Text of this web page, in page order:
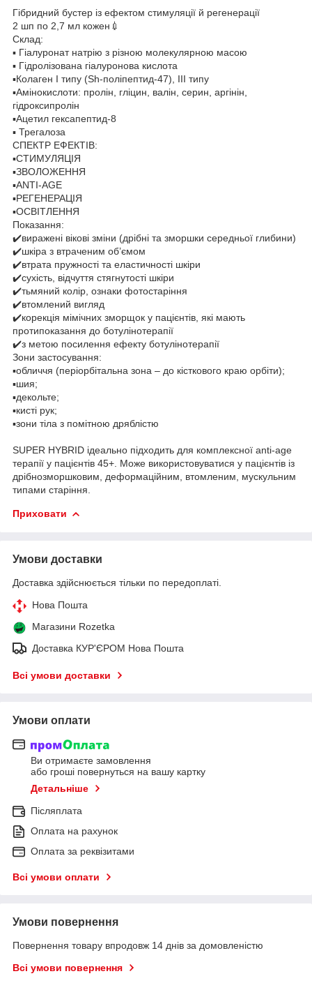
Гібридний бустер із ефектом стимуляції й регенерації
2 шп по 2,7 мл кожен💉
Склад:
▪️ Гіалуронат натрію з різною молекулярною масою
▪️ Гідролізована гіалуронова кислота
▪️Колаген I типу (Sh-поліпептид-47), III типу
▪️Амінокислоти: пролін, гліцин, валін, серин, аргінін,
гідроксипролін
▪️Ацетил гексапептид-8
▪️ Трегалоза
СПЕКТР ЕФЕКТІВ:
▪️СТИМУЛЯЦІЯ
▪️ЗВОЛОЖЕННЯ
▪️ANTI-AGE
▪️РЕГЕНЕРАЦІЯ
▪️ОСВІТЛЕННЯ
Показання:
✔️виражені вікові зміни (дрібні та зморшки середньої глибини)
✔️шкіра з втраченим об’ємом
✔️втрата пружності та еластичності шкіри
✔️сухість, відчуття стягнутості шкіри
✔️тьмяний колір, ознаки фотостаріння
✔️втомлений вигляд
✔️корекція мімічних зморщок у пацієнтів, які мають
протипоказання до ботулінотерапії
✔️з метою посилення ефекту ботулінотерапії
Зони застосування:
▪️обличчя (періорбітальна зона – до кісткового краю орбіти);
▪️шия;
▪️декольте;
▪️кисті рук;
▪️зони тіла з помітною дряблістю
SUPER HYBRID ідеально підходить для комплексної anti-age
терапії у пацієнтів 45+. Може використовуватися у пацієнтів із
дрібнозморшковим, деформаційним, втомленим, мускульним
типами старіння.
Приховати
Умови доставки
Доставка здійснюється тільки по передоплаті.
Нова Пошта
Магазини Rozetka
Доставка КУР'ЄРОМ Нова Пошта
Всі умови доставки
Умови оплати
Ви отримаєте замовлення
або гроші повернуться на вашу картку
Детальніше
Післяплата
Оплата на рахунок
Оплата за реквізитами
Всі умови оплати
Умови повернення
Повернення товару впродовж 14 днів за домовленістю
Всі умови повернення